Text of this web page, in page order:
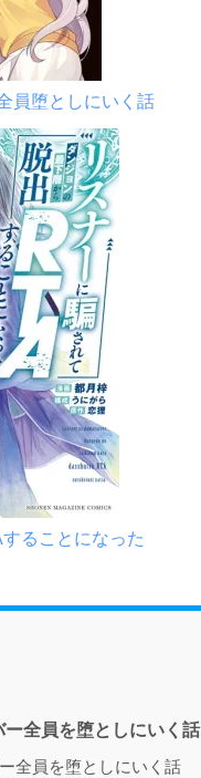
員堕としにいく話
ることになった
全員を堕としにいく話
全員を堕としにいく話